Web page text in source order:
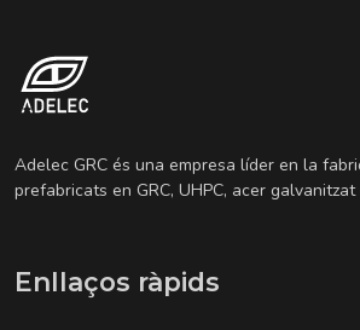
Adelec GRC és una empresa líder en la
prefabricats en GRC, UHPC, acer
Enllaços ràpids